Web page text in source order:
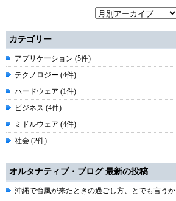
カテゴリー
アプリケーション (5件)
テクノロジー (4件)
ハードウェア (1件)
ビジネス (4件)
ミドルウェア (4件)
社会 (2件)
オルタナティブ・ブログ 最新の投稿
沖縄で台風が来たときの過ごし方、とでも言うか